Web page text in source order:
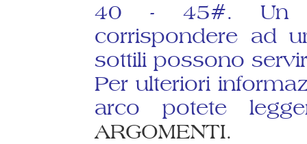
40 - 45#. Un
corrispondere ad
sottili possono
Per ulteriori
arco potete
ARGOMENTI.